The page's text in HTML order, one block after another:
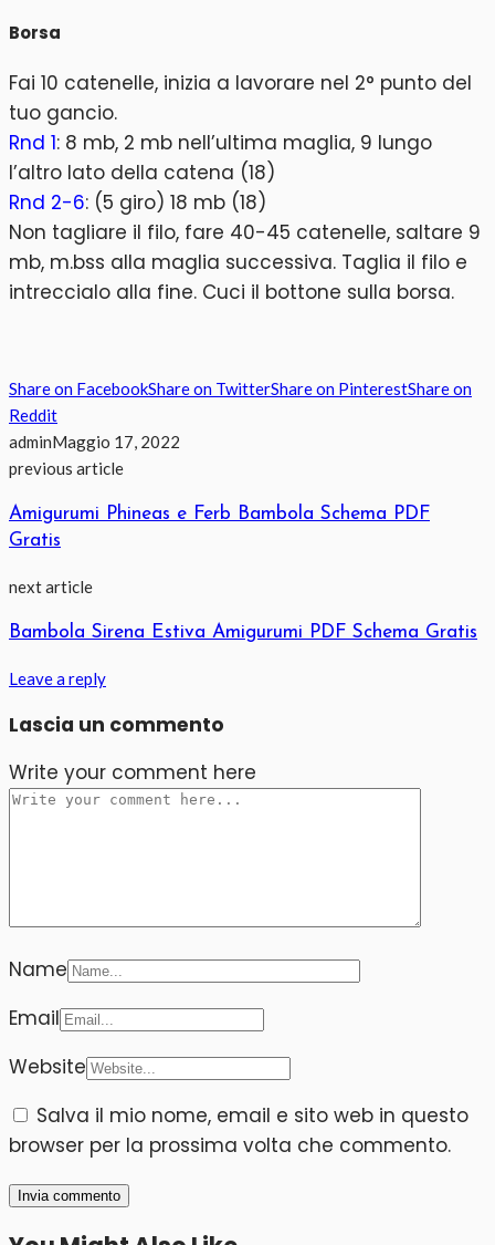
Borsa
Fai 10 catenelle, inizia a lavorare nel 2° punto del
tuo gancio.
Rnd 1: 8 mb, 2 mb nell’ultima maglia, 9 lungo
l’altro lato della catena (18)
Rnd 2-6: (5 giro) 18 mb (18)
Non tagliare il filo, fare 40-45 catenelle, saltare 9
mb, m.bss alla maglia successiva. Taglia il filo e
intreccialo alla fine. Cuci il bottone sulla borsa.
Share on FacebookShare on TwitterShare on PinterestShare on
Reddit
adminMaggio 17, 2022
previous article
Amigurumi Phineas e Ferb Bambola Schema PDF
Gratis
next article
Bambola Sirena Estiva Amigurumi PDF Schema Gratis
Leave a reply
Lascia un commento
Write your comment here
Name
Email
Website
Salva il mio nome, email e sito web in questo
browser per la prossima volta che commento.